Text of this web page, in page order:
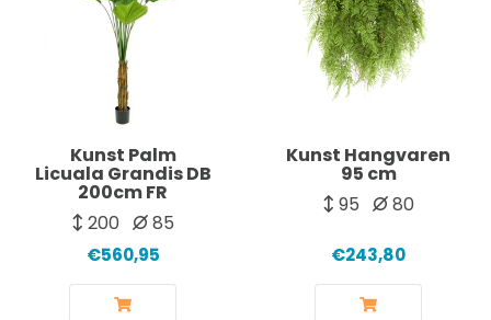
Kunst Palm
Licuala Grandis DB
200cm FR
200
85
€560,95
Kunst Hangvaren
95 cm
95
80
€243,80